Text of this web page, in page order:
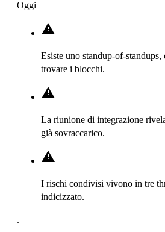
Oggi
Esiste uno standup-of-
trovare i blocchi.
La riunione di integrazione
già sovraccarico.
I rischi condivisi vivono in tre
indicizzato.
.